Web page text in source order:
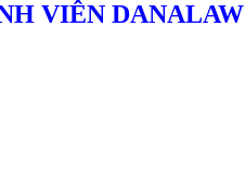
VIÊN DANALAW